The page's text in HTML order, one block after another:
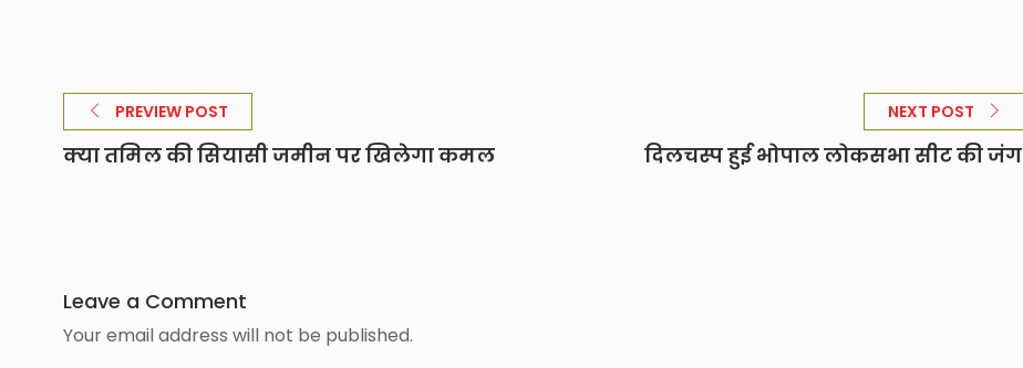
PREVIEW POST
क्या तमिल की सियासी जमीन पर खिलेगा कमल
NEXT POST
दिलचस्प हुई भोपाल लोकसभा सीट की जंग
Leave a Comment
Your email address will not be published.